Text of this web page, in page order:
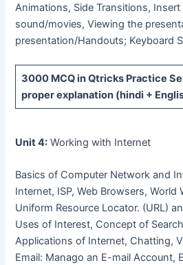
Animations, Side Transitions,
sound/movies, Viewing the
presentation/Handouts; Keyboard
3000 MCQin Qtricks Practice
proper explanation (hindi +
Unit 4: Working with Internet
Basics of Computer Network and
Internet, ISP, Web Browsers, World
Uniform Resource Locator. (URL)
Uses of Interest, Concept of
Applications of Internet, Chatting,
Email: Manago an E-mail Account,